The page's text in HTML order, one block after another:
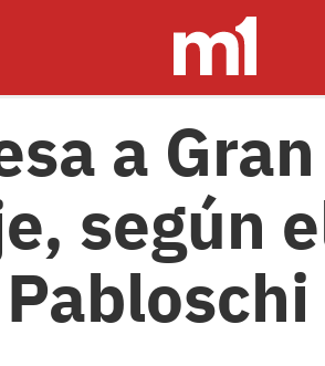
a
según